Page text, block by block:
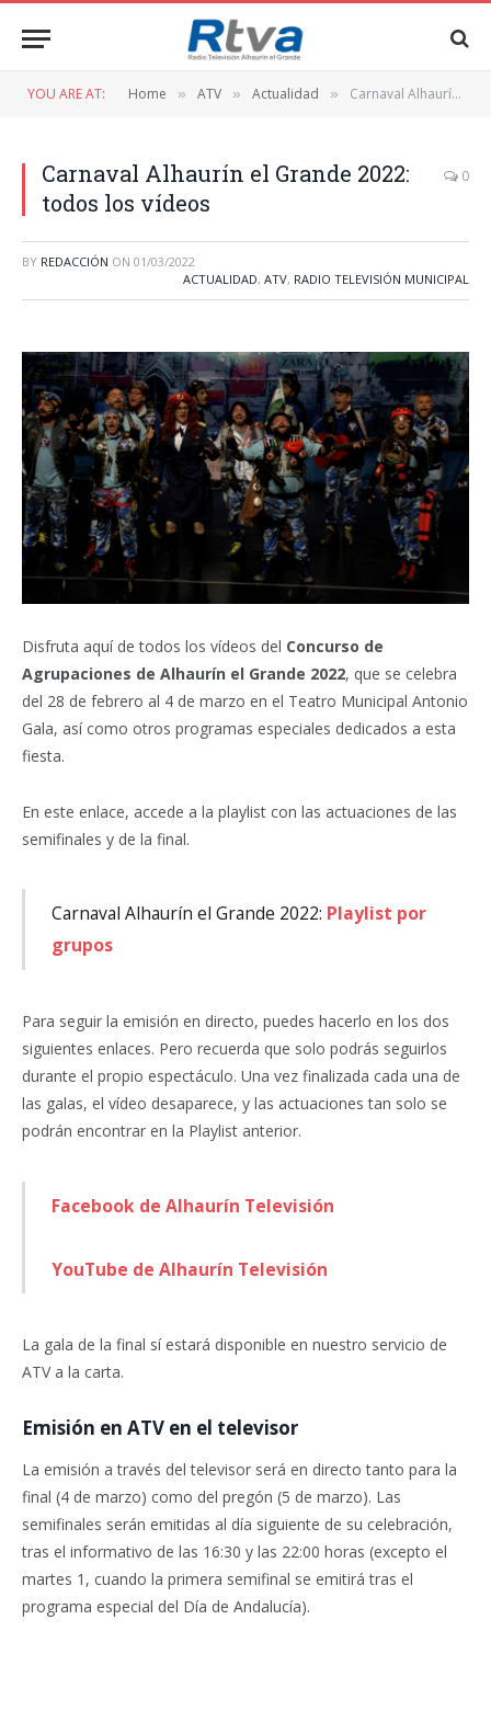
YOU ARE AT: Home » ATV » Actualidad » Carnaval Alhaurín el Grande 2022: todos los vídeos
Carnaval Alhaurín el Grande 2022:
todos los vídeos
0
BY REDACCIÓN ON 01/03/2022
ACTUALIDAD, ATV, RADIO TELEVISIÓN MUNICIPAL
Disfruta aquí de todos los vídeos del Concurso de
Agrupaciones de Alhaurín el Grande 2022, que se celebra
del 28 de febrero al 4 de marzo en el Teatro Municipal Antonio
Gala, así como otros programas especiales dedicados a esta
fiesta.
En este enlace, accede a la playlist con las actuaciones de las
semifinales y de la final.
Carnaval Alhaurín el Grande 2022: Playlist por
grupos
Para seguir la emisión en directo, puedes hacerlo en los dos
siguientes enlaces. Pero recuerda que solo podrás seguirlos
durante el propio espectáculo. Una vez finalizada cada una de
las galas, el vídeo desaparece, y las actuaciones tan solo se
podrán encontrar en la Playlist anterior.
Facebook de Alhaurín Televisión
YouTube de Alhaurín Televisión
La gala de la final sí estará disponible en nuestro servicio de
ATV a la carta.
Emisión en ATV en el televisor
La emisión a través del televisor será en directo tanto para la
final (4 de marzo) como del pregón (5 de marzo). Las
semifinales serán emitidas al día siguiente de su celebración,
tras el informativo de las 16:30 y las 22:00 horas (excepto el
martes 1, cuando la primera semifinal se emitirá tras el
programa especial del Día de Andalucía).